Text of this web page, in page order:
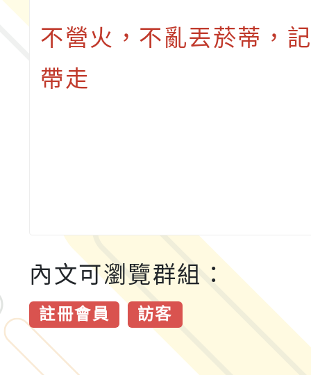
不營火，不亂丟菸蒂，
帶走
內文可瀏覽群組：
註冊會員 訪客